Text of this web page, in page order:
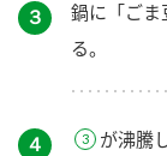
３
鍋に「ごま
る。
４ が沸騰